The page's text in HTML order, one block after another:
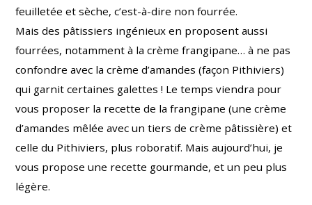
feuilletée et sèche, c’est-à-dire non fourrée.
Mais des pâtissiers ingénieux en proposent aussi
fourrées, notammentà la crème frangipane… à ne pas
confondre avec la crème d’amandes (façon Pithiviers)
qui garnit certaines galettes ! Le temps viendra pour
vous proposer la recette de la frangipane (une crème
d’amandes mêlée avec un tiers de crème pâtissière) et
celle du Pithiviers, plus roboratif. Mais aujourd’hui, je
vous propose une recette gourmande, et un peu plus
légère.